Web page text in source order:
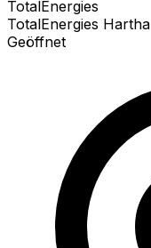
TotalEnergies
TotalEnergies Hartha
Geöffnet